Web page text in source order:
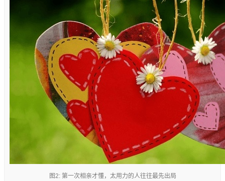
图2: 第一次相亲才懂，太用力的人往往最先出局